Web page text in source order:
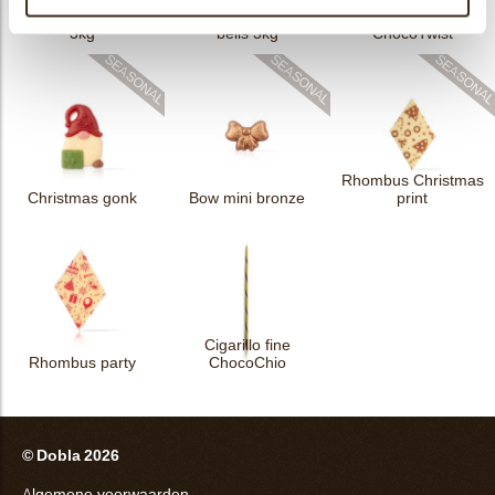
Sprinkle Halloween
3kg
Sprinkle Christmas
bells 3kg
Cigarillo fine
ChocoTwist
Christmas gonk Bow mini bronze
Rhombus Christmas
print
Rhombus party
Cigarillo fine
ChocoChio
© Dobla 2026